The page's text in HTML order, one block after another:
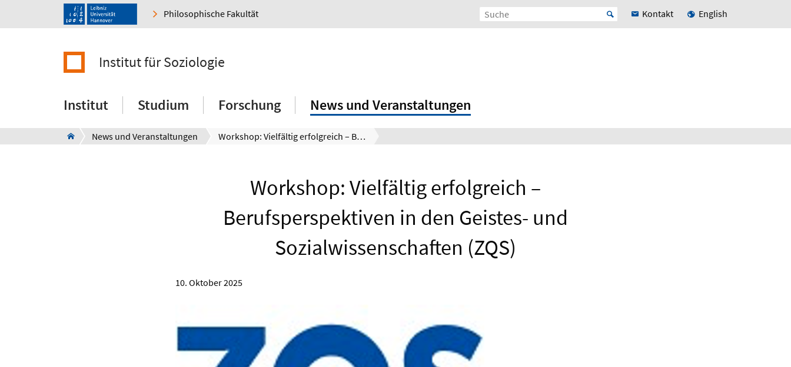
Philosophische Fakultät Kontakt English
Institut für Soziologie
Institut Studium Forschung News und Veranstaltungen
News und Veranstaltungen Workshop: Vielfältig erfolgreich – Berufsperspektiven in den Geistes- und Sozialwissenschaften (ZQS)
Workshop: Vielfältig erfolgreich –
Berufsperspektiven in den Geistes- und
Sozialwissenschaften (ZQS)
10. Oktober 2025